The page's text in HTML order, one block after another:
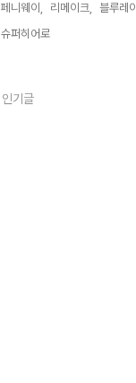
페니웨이, 리메이크, 블루레이,
슈퍼히어로,
인기글